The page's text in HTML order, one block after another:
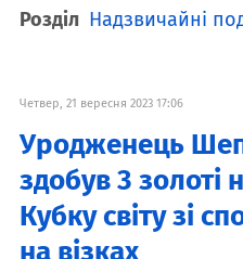
Розділ Надзвичайні
Четвер, 21 вересня 2023 17:06
Уродженець
здобув 3 золоті
Кубку світу зі
на візках